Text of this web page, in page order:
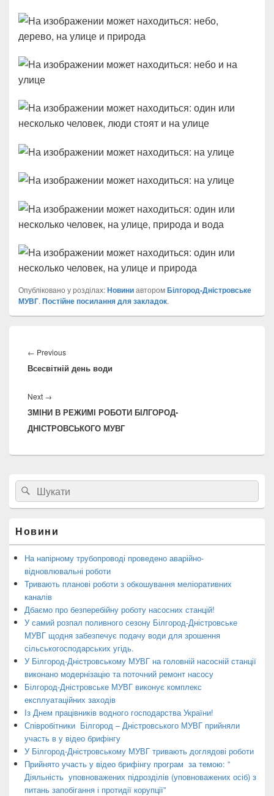
Опубліковано у розділах:НовиниавторомБілгород-Дністровське
МУВГ. Постійне посилання для закладок.
записів
← PreviousPrevious
post:
Всесвітній день води
Next →
post:
ЗМІНИ В РЕЖИМІ РОБОТИ БІЛГОРОД-
ДНІСТРОВСЬКОГО МУВГ
Головна
бокова
панель
віджетів
Search
for:
Пошук
Новини
На напірному трубопроводі проведено аварійно-
відновлювальні роботи
Тривають планові роботи з обкошування меліоративних
каналів
Дбаємо про безперебійну роботу насосних станцій!
У самий розпал поливного сезону Білгород-Дністровське
МУВГ щодня забезпечує подачу води для зрошення
сільськогосподарських угідь.
У Білгород-Дністровському МУВГ на головній насосній станції
виконано модернізацію та поточний ремонт насосу
Білгород-Дністровське МУВГ виконує комплекс
експлуатаційних заходів
Із Днем працівників водного господарства України!
Співробітники Білгород – Дністровського МУВГ прийняли
участь в у відео брифінгу
У Білгород-Дністровському МУВГ тривають доглядові роботи
Прийнято участь у відео брифінгу програм за темою: ”
Діяльність уповноважених підрозділів (уповноважених осіб) з
питань запобігання і протидії корупції”